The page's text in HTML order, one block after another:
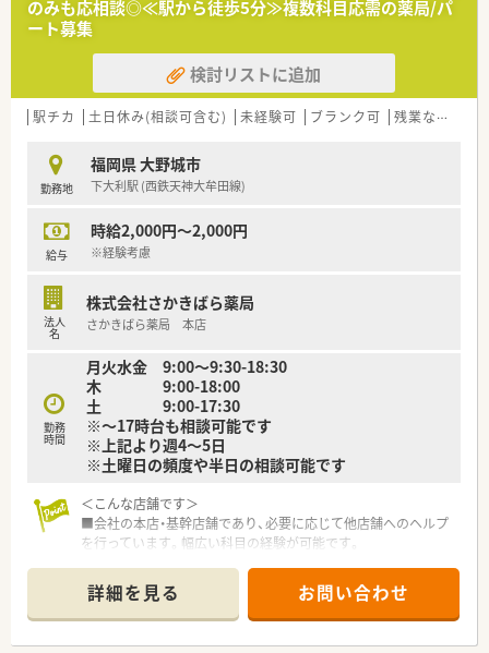
法）製剤調製のためのクリーンルーム（無菌室）を設置している店
舗もあります。
■気軽に来店しやすい薬局作りを目指しており、調剤薬局とカフ
ェが併設している店舗が現在3店舗あります
＜学べる環境が整っています＞
度が用意され、認定薬剤師取得サポート等の体制も整っていま
す。
■医薬品勉強会、接遇研修だけでなく、管理者専門研修、女性活
取得も可能です。
のみも応相談◎≪駅から徒歩5分≫複数科目応需の薬局/パ
ート募集
検討リストに追加
駅チカ 土日休み(相談可含む) 未経験可 ブランク可 残業なし(ほぼなし含む)
勤務地
福岡県 大野城市
下大利駅 (西鉄天神大牟田線)
給与
時給2,000円～2,000円
※経験考慮
法人
名
株式会社さかきばら薬局
さかきばら薬局 本店
勤務
時間
月火水金 9:00～9:30-18:30
木 9:00-18:00
土 9:00-17:30
※～17時台も相談可能です
※上記より週4～5日
※土曜日の頻度や半日の相談可能です
＜こんな店舗です＞
■会社の本店・基幹店舗であり、必要に応じて他店舗へのヘルプ
を行っています。幅広い科目の経験が可能です。
■外来だけでなく、個人在宅も行っています。
■投薬口は仕切りが設置され、じっくり話せるよう患者様も椅子
に座ってお話が出来る環境です。
■徒歩圏内にスーパー、コンビニもあり便利な環境です。
詳細を見る お問い合わせ